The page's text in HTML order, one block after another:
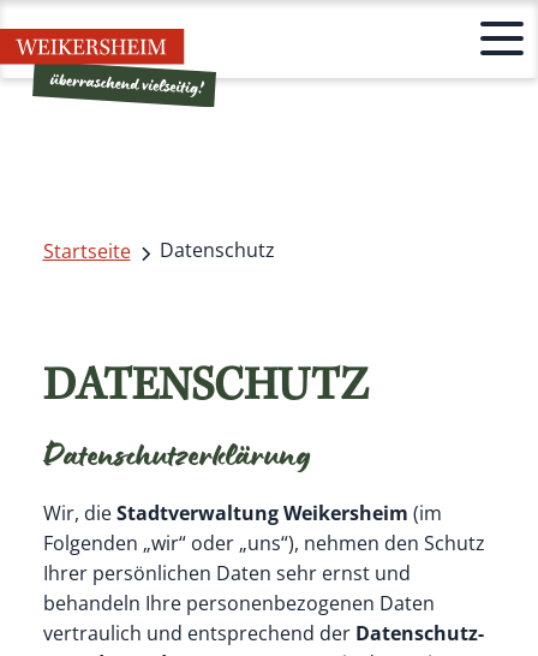
Startseite Datenschutz
DATENSCHUTZ
Datenschutzerklärung
Wir, dieStadtverwaltung Weikersheim (im
Folgenden „wir“ oder „uns“), nehmen den Schutz
Ihrer persönlichen Daten sehr ernst und
behandeln Ihre personenbezogenen Daten
vertraulich und entsprechend der Datenschutz-